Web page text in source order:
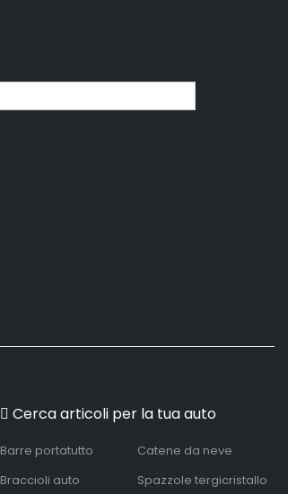
Cerca articoli per la tua auto
Barre portatutto
Braccioli auto
Catene da neve
Spazzole tergicristallo